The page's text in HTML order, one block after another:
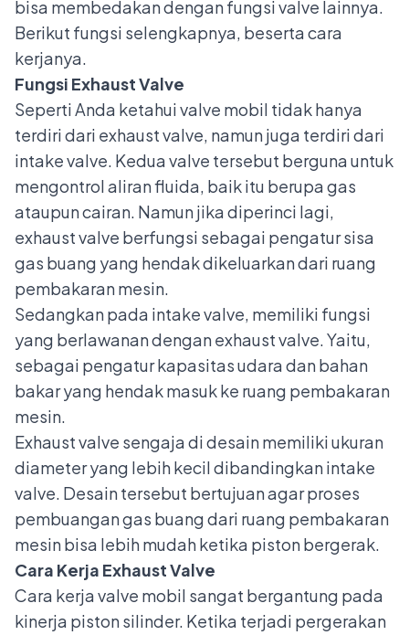
bisa membedakan dengan fungsi valve lainnya.
Berikut fungsi selengkapnya, beserta cara
kerjanya.
Fungsi Exhaust Valve
Seperti Anda ketahui valve mobil tidak hanya
terdiri dari exhaust valve, namun juga terdiri dari
intake valve. Kedua valve tersebut berguna untuk
mengontrol aliran fluida, baik itu berupa gas
ataupun cairan. Namun jika diperinci lagi,
exhaust valve berfungsi sebagai pengatur sisa
gas buang yang hendak dikeluarkan dari ruang
pembakaran mesin.
Sedangkan pada intake valve, memiliki fungsi
yang berlawanan dengan exhaust valve. Yaitu,
sebagai pengatur kapasitas udara dan bahan
bakar yang hendak masuk ke ruang pembakaran
mesin.
Exhaust valve sengaja di desain memiliki ukuran
diameter yang lebih kecil dibandingkan intake
valve. Desain tersebut bertujuan agar proses
pembuangan gas buang dari ruang pembakaran
mesin bisa lebih mudah ketika piston bergerak.
Cara Kerja Exhaust Valve
Cara kerja valve mobil sangat bergantung pada
kinerja piston silinder. Ketika terjadi pergerakan